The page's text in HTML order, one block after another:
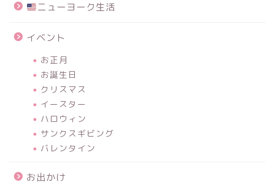
ニューヨーク生活
イベント
お正月
お誕生日
クリスマス
イースター
ハロウィン
サンクスギビング
バレンタイン
お出かけ